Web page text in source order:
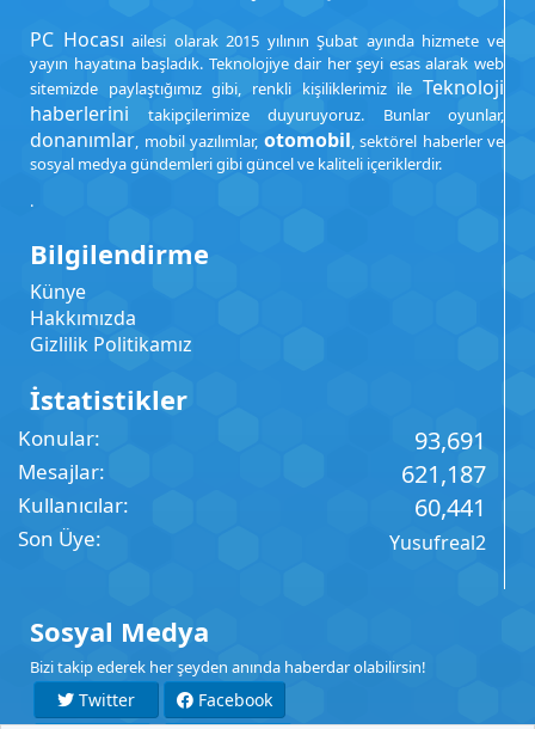
PC Hocası ailesi olarak 2015 yılının Şubat ayında hizmete ve
yayın hayatına başladık. Teknolojiye dair her şeyi esas alarak web
sitemizde paylaştığımız gibi, renkli kişiliklerimiz ile Teknoloji
haberlerini takipçilerimize duyuruyoruz. Bunlar oyunlar,
donanımlar, mobil yazılımlar, otomobil, sektörel haberler ve
sosyal medya gündemleri gibi güncel ve kaliteli içeriklerdir.
.
Bilgilendirme
Künye
Hakkımızda
Gizlilik Politikamız
İstatistikler
Konular 93,691
Mesajlar 621,187
Kullanıcılar 60,441
Son Üye Yusufreal2
Sosyal Medya
Bizi takip ederek her şeyden anında haberdar olabilirsin!
Twitter Facebook